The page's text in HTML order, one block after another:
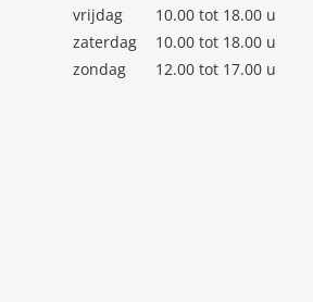
vrijdag
10.00 tot 18.00 u
zaterdag
10.00 tot 18.00 u
zondag
12.00 tot 17.00 u